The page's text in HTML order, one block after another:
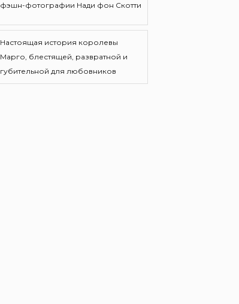
фэшн-фотографии Нади фон Скотти
Настоящая история королевы
Марго, блестящей, развратной и
губительной для любовников